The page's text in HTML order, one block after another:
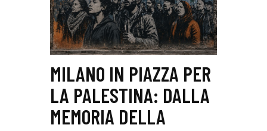
NEWS
PODCAST CUB
TG CUB
INTERNAZIONALE
RASSEGNA STAMPA
MILANO IN PIAZZA PER
LA PALESTINA: DALLA
MEMORIA DELLA